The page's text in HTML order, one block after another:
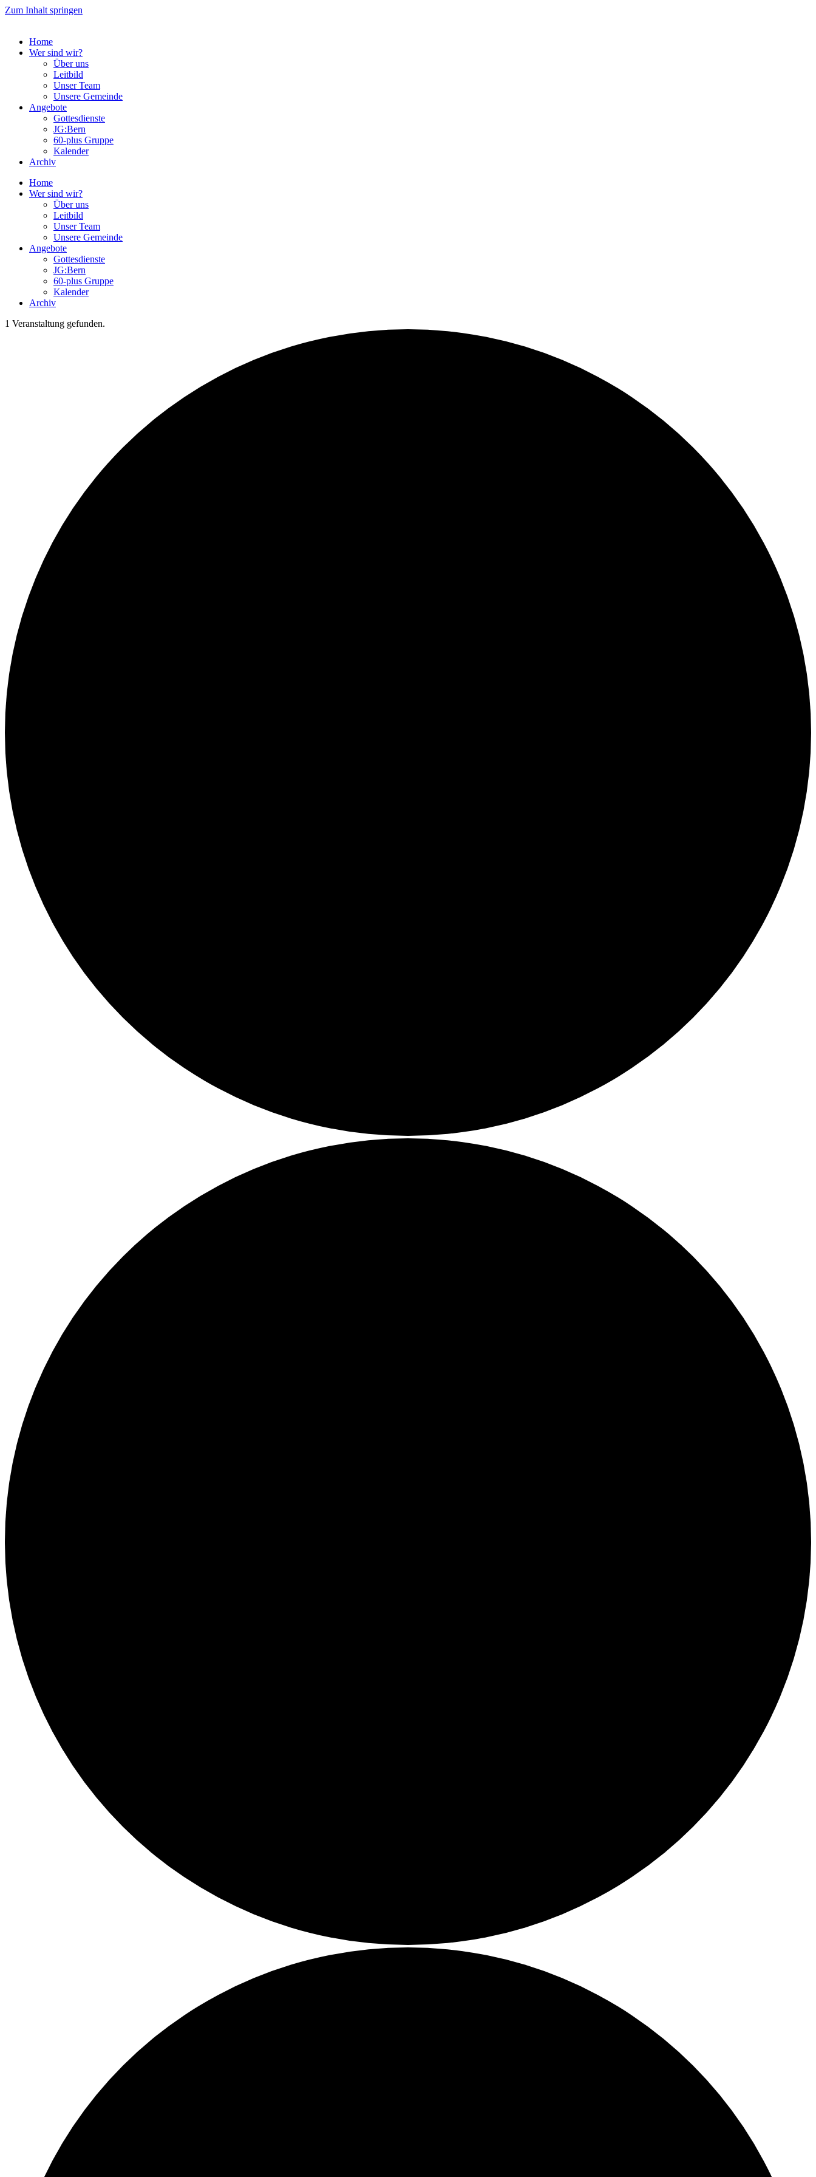
Zum Inhalt springen
Home
Wer sind wir?
Über uns
Leitbild
Unser Team
Unsere Gemeinde
Angebote
Gottesdienste
JG:Bern
60-plus Gruppe
Kalender
Archiv
Home
Wer sind wir?
Über uns
Leitbild
Unser Team
Unsere Gemeinde
Angebote
Gottesdienste
JG:Bern
60-plus Gruppe
Kalender
Archiv
1 Veranstaltung gefunden.